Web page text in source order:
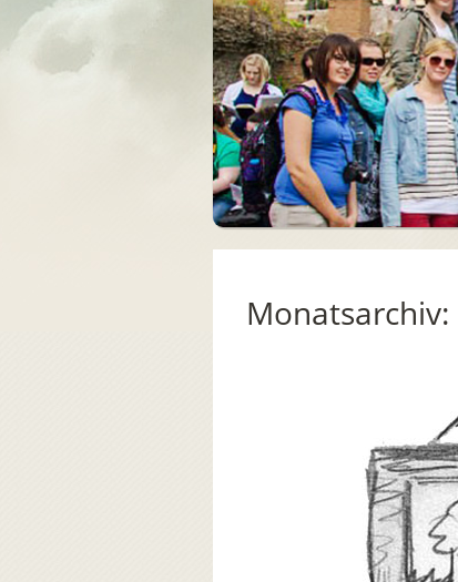
Monatsarchiv: